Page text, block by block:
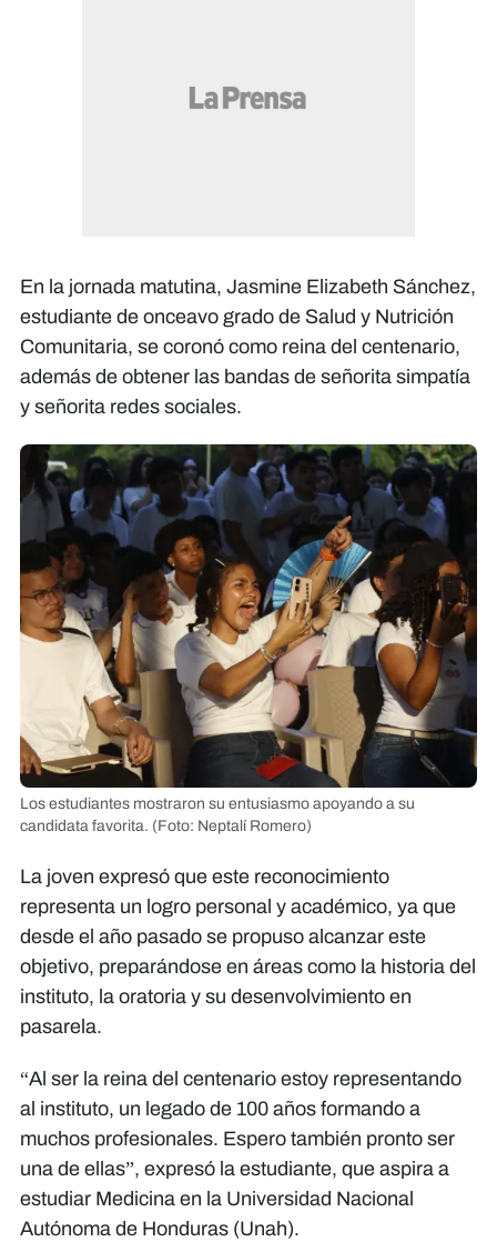
En la jornada matutina, Jasmine Elizabeth Sánchez,
estudiante de onceavo grado de Salud y Nutrición
Comunitaria, se coronó como reina del centenario,
además de obtener las bandas de señorita simpatía
y señorita redes sociales.
Los estudiantes mostraron su entusiasmo apoyando a su
candidata favorita. (Foto: Neptalí Romero)
La joven expresó que este reconocimiento
representa un logro personal y académico, ya que
desde el año pasado se propuso alcanzar este
objetivo, preparándose en áreas como la historia del
instituto, la oratoria y su desenvolvimiento en
pasarela.
“Al ser la reina del centenario estoy representando
al instituto, un legado de 100 años formando a
muchos profesionales. Espero también pronto ser
una de ellas”, expresó la estudiante, que aspira a
estudiar Medicina en la Universidad Nacional
Autónoma de Honduras (Unah).